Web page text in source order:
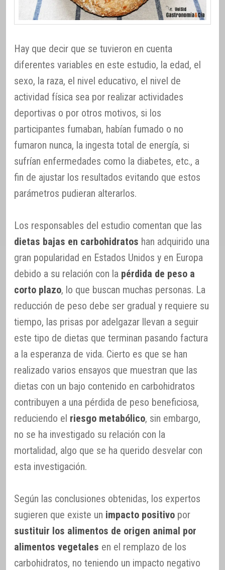
Hay que decir que se tuvieron en cuenta
diferentes variables en este estudio, la edad, el
sexo, la raza, el nivel educativo, el nivel de
actividad física sea por realizar actividades
deportivas o por otros motivos, si los
participantes fumaban, habían fumado o no
fumaron nunca, la ingesta total de energía, si
sufrían enfermedades como la diabetes, etc., a
fin de ajustar los resultados evitando que estos
parámetros pudieran alterarlos.
Los responsables del estudio comentan que las
dietas bajas en carbohidratos han adquirido una
gran popularidad en Estados Unidos y en Europa
debido a su relación con la pérdida de peso a
corto plazo, lo que buscan muchas personas. La
reducción de peso debe ser gradual y requiere su
tiempo, las prisas por adelgazar llevan a seguir
este tipo de dietas que terminan pasando factura
a la esperanza de vida. Cierto es que se han
realizado varios ensayos que muestran que las
dietas con un bajo contenido en carbohidratos
contribuyen a una pérdida de peso beneficiosa,
reduciendo el riesgo metabólico, sin embargo,
no se ha investigado su relación con la
mortalidad, algo que se ha querido desvelar con
esta investigación.
Según las conclusiones obtenidas, los expertos
sugieren que existe un impacto positivo por
sustituir los alimentos de origen animal por
alimentos vegetales en el remplazo de los
carbohidratos, no teniendo un impacto negativo